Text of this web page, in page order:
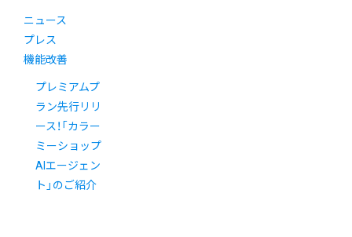
ニュース
プレス
機能改善
プレミアムプ
ラン先行リリ
ース！「カラー
ミーショップ
AIエージェン
ト」のご紹介